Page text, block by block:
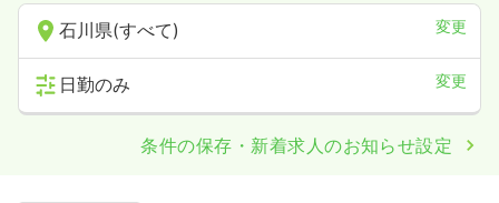
石川県(すべて) 変更
日勤のみ 変更
条件の保存・新着求人のお知らせ設定